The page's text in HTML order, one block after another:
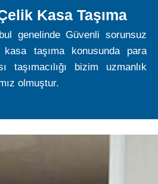
Kasa Taşıma
genelinde Güvenli sorunsuz
taşıma konusunda para
taşımacılığı bizim uzmanlık
olmuştur.